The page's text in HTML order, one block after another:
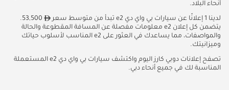
أنحاء البلاد.
لدينا 1 إعلانًا عن سيارات بي واي دي e2 تبدأ من متوسط سعر
53,500.
يتضمن كل إعلان e2 معلومات مفصلة عن المسافة المقطوعة والحالة
والمواصفات، مما يساعدك في العثور على e2 المناسب لأسلوب حياتك
وميزانيتك.
تصفح إعلانات دوبي كارز اليوم واكتشف سيارات بي واي دي e2 المستعملة
المناسبة لك في جميع أنحاء دبي.